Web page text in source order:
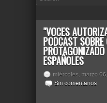
"VOCES
PODCAST
ESPAÑOLES
miércoles, marzo
Sin comentarios